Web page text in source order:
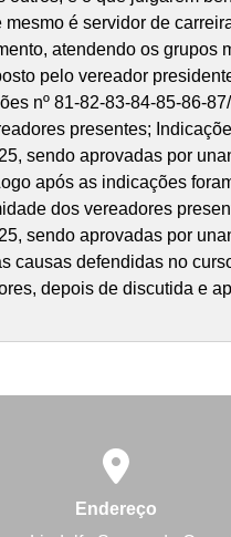
mesmo é servidor de
atendendo os grupos
pelo vereador
nº 81-82-83-84-85-86-
presentes;
sendo aprovadas por
após as indicações
dos vereadores
sendo aprovadas por
causas defendidas no
depois de discutida e
Endereço